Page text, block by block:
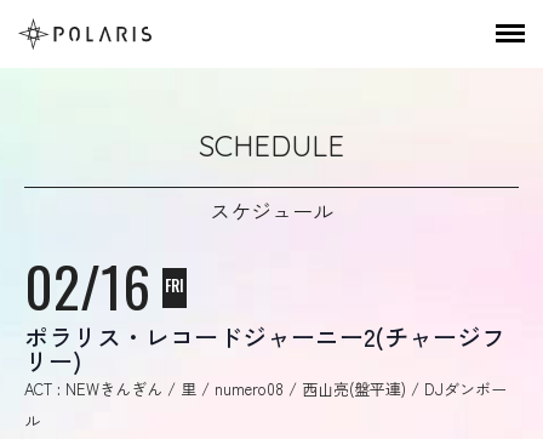
SCHEDULE
スケジュール
02/16 FRI
ポラリス・レコードジャーニー2(チャージフ
リー)
ACT : NEWきんぎん / 里 / numero08 / 西山亮(盤平連) / DJダンボー
ル